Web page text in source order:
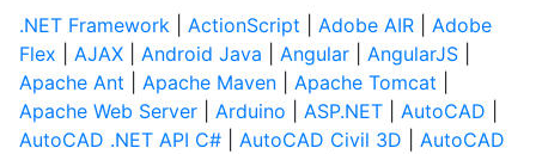
.NET Framework
ActionScript Adobe AIR
Adobe
Flex
AJAX Android Java Angular AngularJS
Apache Ant
Apache Maven Apache Tomcat
Apache Web Server
Arduino ASP.NET AutoCAD
AutoCAD .NET API C#
AutoCAD Civil 3D
AutoCAD